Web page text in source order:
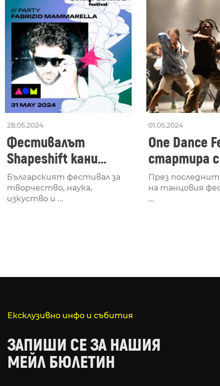
28.05.2024
Фестивалът
Shapeshift кани
Fabrizio Mammarella
за откриването си
Българският фестивал за
творчество, наука,
изкуство и ...
01.05.2024
One Dance
стартира
Lucid,
рейв
През
на танцовия
...
Ексклузивно инфо и събития
ЗАПИШИ СЕ ЗА НАШИЯ
МЕЙЛ БЮЛЕТИН